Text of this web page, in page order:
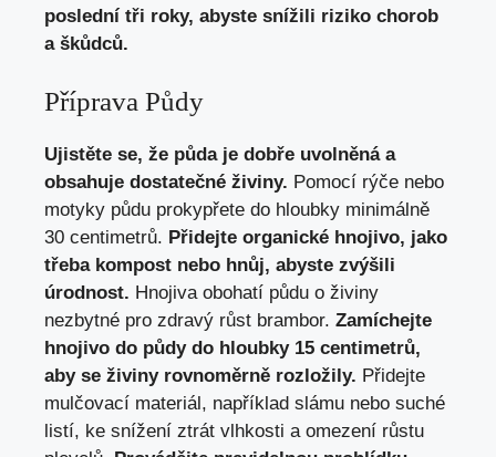
poslední tři roky, abyste snížili riziko chorob
a škůdců.
Příprava Půdy
Ujistěte se, že půda je dobře uvolněná a
obsahuje dostatečné živiny. Pomocí rýče nebo
motyky půdu prokypřete do hloubky minimálně
30 centimetrů. Přidejte organické hnojivo, jako
třeba kompost nebo hnůj, abyste zvýšili
úrodnost. Hnojiva obohatí půdu o živiny
nezbytné pro zdravý růst brambor. Zamíchejte
hnojivo do půdy do hloubky 15 centimetrů,
aby se živiny rovnoměrně rozložily. Přidejte
mulčovací materiál, například slámu nebo suché
listí, ke snížení ztrát vlhkosti a omezení růstu